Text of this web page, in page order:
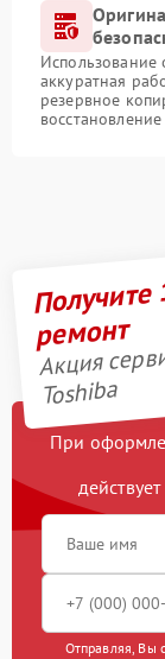
аккуратная
резервное
ремонт
Акция
Toshiba
При
Отправляя, Вы